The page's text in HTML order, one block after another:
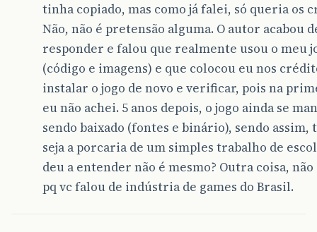
tinha copiado, mas como já falei, só queria os
Não, não é pretensão alguma. O autor acabou
responder e falou que realmente usou o meu
(código e imagens) e que colocou eu nos
instalar o jogo de novo e verificar, pois na
eu não achei. 5 anos depois, o jogo ainda se
sendo baixado (fontes e binário), sendo assim,
seja a porcaria de um simples trabalho de
deu a entender não é mesmo? Outra coisa,
pq vc falou de indústria de games do Brasil.